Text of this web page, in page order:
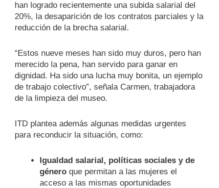
han logrado recientemente una subida salarial del
20%, la desaparición de los contratos parciales y la
reducción de la brecha salarial.
“Estos nueve meses han sido muy duros, pero han
merecido la pena, han servido para ganar en
dignidad. Ha sido una lucha muy bonita, un ejemplo
de trabajo colectivo”, señala Carmen, trabajadora
de la limpieza del museo.
ITD plantea además algunas medidas urgentes
para reconducir la situación, como:
Igualdad salarial, políticas sociales y de
género que permitan a las mujeres el
acceso a las mismas oportunidades